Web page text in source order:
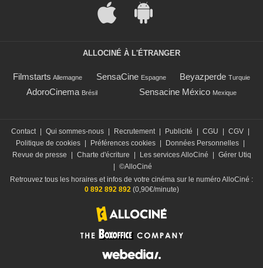
ALLOCINÉ À L'ÉTRANGER
Filmstarts Allemagne SensaCine Espagne Beyazperde Turquie
AdoroCinema Brésil Sensacine México Mexique
Contact Qui sommes-nous Recrutement Publicité CGU CGV
Politique de cookies
Préférences cookies Données Personnelles
Revue de presse
Charte d'écriture Les services AlloCiné
Gérer Utiq
©AlloCiné
Retrouvez tous les horaires et infos de votre cinéma sur le numéro AlloCiné :
0 892 892 892(0,90€/minute)